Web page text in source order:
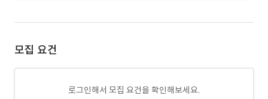
모집 요건
로그인해서 모집 요건을 확인해보세요.